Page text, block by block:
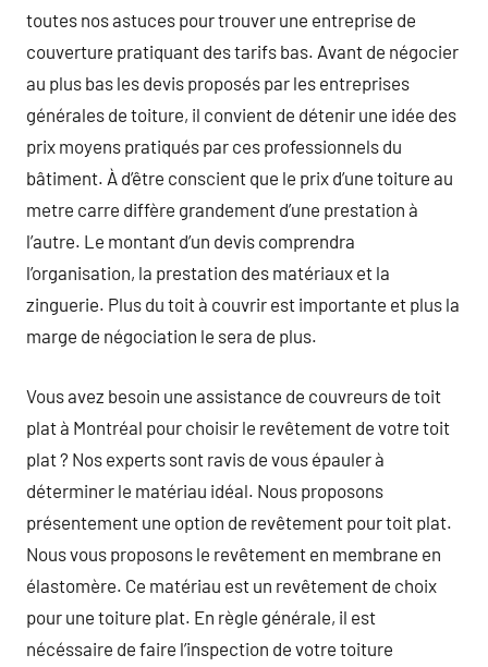
toutes nos astuces pour trouver une entreprise de
couverture pratiquant des tarifs bas. Avant de négocier
au plus bas les devis proposés par les entreprises
générales de toiture, il convient de détenir une idée des
prix moyens pratiqués par ces professionnels du
bâtiment. À d’être conscient que le prix d’une toiture au
metre carre diffère grandement d’une prestation à
l’autre. Le montant d’un devis comprendra
l’organisation, la prestation des matériaux et la
zinguerie. Plus du toit à couvrir est importante et plus la
marge de négociation le sera de plus.
Vous avez besoin une assistance de couvreurs de toit
plat à Montréal pour choisir le revêtement de votre toit
plat ? Nos experts sont ravis de vous épauler à
déterminer le matériau idéal. Nous proposons
présentement une option de revêtement pour toit plat.
Nous vous proposons le revêtement en membrane en
élastomère. Ce matériau est un revêtement de choix
pour une toiture plat. En règle générale, il est
nécéssaire de faire l’inspection de votre toiture